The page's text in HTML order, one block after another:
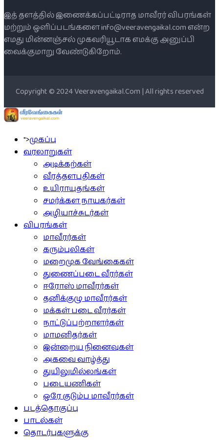
இத் தளத்தில் இணைக்கப்பட்டிராத மாவீரர் விபரங்கள்
மற்றும் ஒளிப்படங்களை info@veeravengaikal.com என்ற
எமது மின்னஞ்சல் முகவரியூடாக எமக்கு அனுப்பி
வைக்குமாறு வேண்டுகிறோம்.
Copyright © 2024 Veeravengaikal.Com | All rights reserved
">முகப்பு
வரலாறுகள்
அடிக்கற்கள்
வீரத்தளபதிகள்
உயிராயுதங்கள்
சமர்க்கள நாயகர்கள்
அழியாச்சுடர்கள்
விபரங்கள்
மாவீரர்கள்
கரும்புலிகள்
மறைமுக வேங்கைகள்
துணைப்படை வீரர்கள்
ஈரோஸ் மாவீரர்கள்
தனிக்குழு மாவீரர்கள்
மக்கள் படை வீரர்கள்
நாட்டுப்பற்றாளர்கள்
மாமனிதர்கள்
இன்றைய நினைவுகள்
அகவை வாழ்த்து
துயிலுமில்லங்கள்
படையணிகள்
ஒரே குடும்ப மாவீரர்கள்
படத்தொகுப்பு
பாடல்கள்
தொடர்புகளுக்கு